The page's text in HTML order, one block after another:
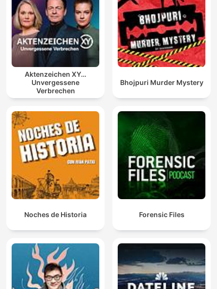
Aktenzeichen XY…
Unvergessene
Verbrechen
Bhojpuri Murder Mystery
Noches de Historia Forensic Files